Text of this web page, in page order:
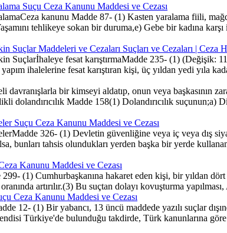
Suçu Ceza Kanunu Maddesi ve Cezası
kanunu Madde 87- (1) Kasten yaralama fiili,
tehlikeye sokan bir duruma,e) Gebe bir kadına
Suçlar Maddeleri ve Cezaları Suçları ve Cezaları | Ceza
Suçlarİhaleye fesat karıştırmaMadde 235- (1) (Değişik:
ihalelerine fesat karıştıran kişi, üç yıldan yedi yıla
davranışlarla bir kimseyi aldatıp, onun veya başkasının
dolandırıcılık Madde 158(1) Dolandırıcılık
Suçu Ceza Kanunu Maddesi ve Cezası
326- (1) Devletin güvenliğine veya iç veya dış
bunları tahsis olundukları yerden başka bir yerde
Kanunu Maddesi ve Cezası
(1) Cumhurbaşkanına hakaret eden kişi, bir yıldan
artırılır.(3) Bu suçtan dolayı kovuşturma
Ceza Kanunu Maddesi ve Cezası
12- (1) Bir yabancı, 13 üncü maddede yazılı suçlar
Türkiye'de bulunduğu takdirde, Türk kanunlarına göre